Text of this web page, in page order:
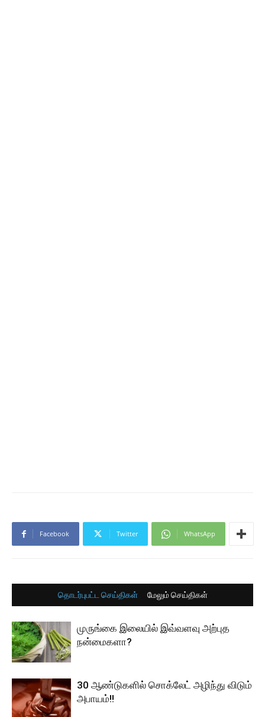
Facebook Twitter WhatsApp
தொடர்புபட்ட செய்திகள் மேலும் செய்திகள்
முருங்கை இலையில் இவ்வளவு அற்புத
நன்மைகளா?
30 ஆண்டுகளில் சொக்லேட் அழிந்து விடும்
அபாயம்!!